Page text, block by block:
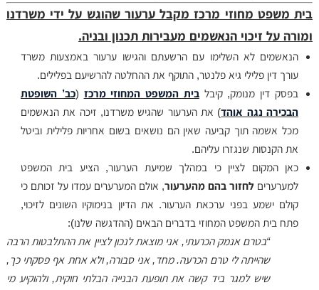
בית משפט מחוזי מרכז מקבל ערעור שהוגש על ידי משרדנו
ומורה על זיכוי הנאשמים מעבירות תכנון ובניה.
הנאשמים לא השלימו עם הרשעתם והגישו ערעור באמצעות משרד
עורך דין פלילי גיא פלנטר, התוקף את ההחלטה להרשיעם בפלילים.
בפסק דין מנומק, קיבלבית המשפט המחוזי מרכז (כב’ השופטת
הבכירה נגה אוהד) את הערעור שהגיש משרדנו, זיכה את הנאשמים
מכל אשמה תוך קביעה שאין הם נושאים בשום אחריות פלילית וביטל
את הקנסות שנגזרו עליהם.
כאן המקום לציין כי במהלך שמיעת הערעור, הציע בית המשפט
למערערים לחזור בהם מהערעור, אולם המערערים עמדו על זכותם כי
קולם ישמע בפני ערכאת הערעור. את הדיון בנימוקיו השונים לזיכוי,
פתח בית המשפט המחוזי בדברים הבאים (ההדגשה שלנו):
“בטרם אנמק הכרעתי, אני מוצאת לנכון לציין את ההתלבטות הרבה
שהייתה לי טרםהכרעה. מחד, אני סבורה, ולא אחת אף פסקתי כך,
שיש למגר ביד קשה את תופעתהבנייה הבלתי חוקית, ולהוקיע מי